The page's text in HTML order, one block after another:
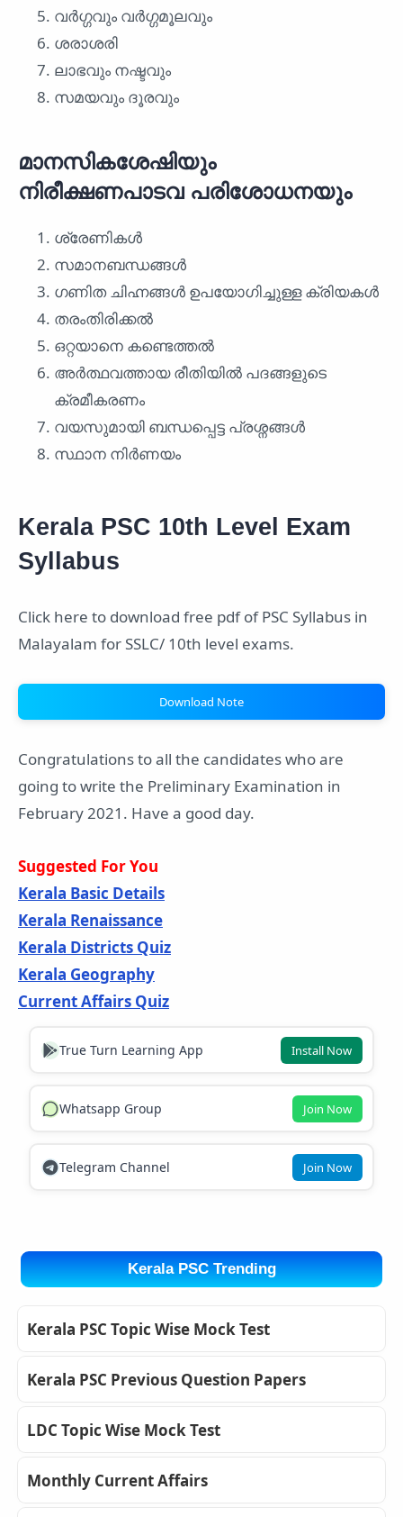
വർഗ്ഗവും വർഗ്ഗമൂലവും
ശരാശരി
ലാഭവും നഷ്ടവും
സമയവും ദൂരവും
മാനസികശേഷിയും
നിരീക്ഷണപാടവ പരിശോധനയും
ശ്രേണികൾ
സമാനബന്ധങ്ങൾ
ഗണിത ചിഹ്നങ്ങൾ ഉപയോഗിച്ചുള്ള ക്രിയകൾ
തരംതിരിക്കൽ
ഒറ്റയാനെ കണ്ടെത്തൽ
അർത്ഥവത്തായ രീതിയിൽ പദങ്ങളുടെ
ക്രമീകരണം
വയസുമായി ബന്ധപ്പെട്ട പ്രശ്നങ്ങൾ
സ്ഥാന നിർണയം
Kerala PSC 10th Level Exam
Syllabus
Click here to download free pdf of PSC Syllabus in
Malayalam for SSLC/ 10th level exams.
Download Note
Congratulations to all the candidates who are
going to write the Preliminary Examination in
February 2021. Have a good day.
Suggested For You
Kerala Basic Details
Kerala Renaissance
Kerala Districts Quiz
Kerala Geography
Current Affairs Quiz
True Turn Learning App Install Now
Whatsapp Group Join Now
Telegram Channel Join Now
Kerala PSC Trending
Kerala PSC Topic Wise Mock Test
Kerala PSC Previous Question Papers
LDC Topic Wise Mock Test
Monthly Current Affairs